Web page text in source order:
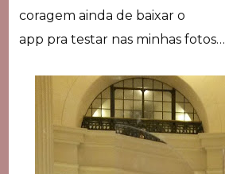
coragem ainda de baixar o
app pra testar nas minhas fotos…